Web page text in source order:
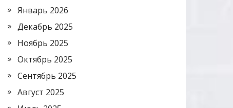
Январь 2026
Декабрь 2025
Ноябрь 2025
Октябрь 2025
Сентябрь 2025
Август 2025